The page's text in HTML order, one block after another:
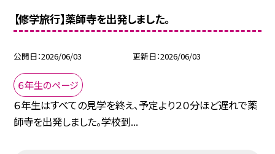
【修学旅行】薬師寺を出発しました。
公開日 2026/06/03 更新日 2026/06/03
６年生のページ
６年生はすべての見学を終え、予定より２０分ほど遅れで薬
師寺を出発しました。学校到...